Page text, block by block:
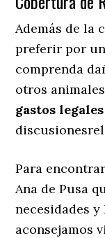
Además de la
preferir por
comprenda
otros
gastos legales
Para
Ana de Pusa
necesidades
aconsejamos